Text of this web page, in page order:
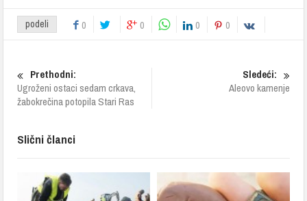
podeli 0 0 0 0
Prethodni:
Ugroženi ostaci sedam crkava,
žabokrečina potopila Stari Ras
Sledeći:
Aleovo kamenje
Slični članci